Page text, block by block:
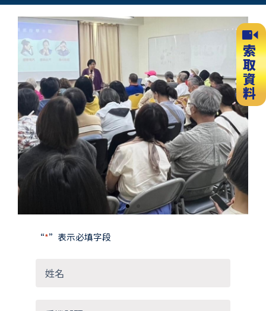
“*”表示必填字段
Previous
slide
Next
slide